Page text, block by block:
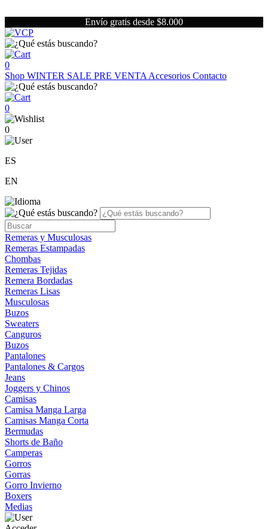
Envío gratis desde $8.000
0
Shop WINTER SALE PRE VENTA Accesorios Contacto
0
0
ES
EN
Remeras y Musculosas
Remeras Estampadas
Chombas
Remeras Tejidas
Remera Bordadas
Remeras Lisas
Musculosas
Buzos
Sweaters
Canguros
Buzos
Pantalones
Pantalones & Cargos
Jeans
Joggers y Chinos
Camisas
Camisa Manga Larga
Camisas Manga Corta
Bermudas
Shorts de Baño
Camperas
Gorros
Gorras
Gorro Invierno
Boxers
Medias